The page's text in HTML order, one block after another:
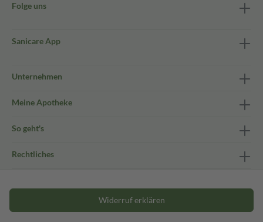
Folge uns
Sanicare App
Unternehmen
Meine Apotheke
So geht's
Rechtliches
Widerruf erklären